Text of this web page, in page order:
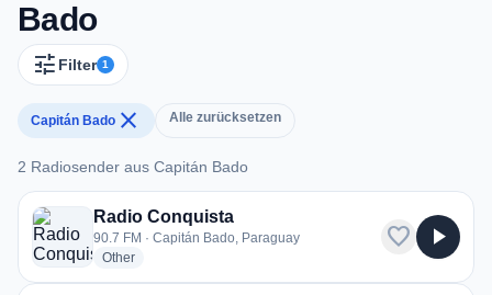
Bado
tune Filter 1
Capitán Bado close Alle zurücksetzen
2 Radiosender aus Capitán Bado
2 Radiosender aus Capitán Bado
Radio Conquista
90.7 FM · Capitán Bado, Paraguay
Otherradio stations
favorite play_arrow